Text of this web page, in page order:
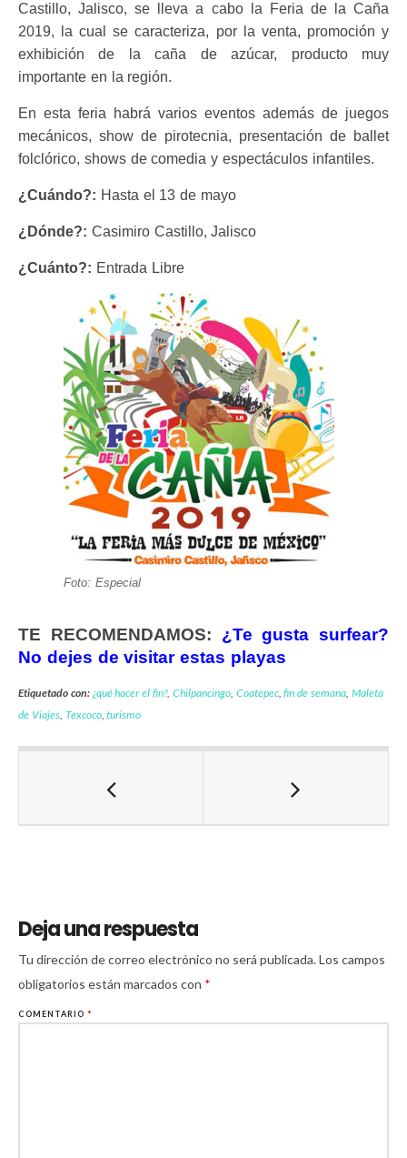
Castillo, Jalisco, se lleva a cabo la Feria de la Caña
2019, la cual se caracteriza, por la venta, promoción y
exhibición de la caña de azúcar, producto muy
importante en la región.
En esta feria habrá varios eventos además de juegos
mecánicos, show de pirotecnia, presentación de ballet
folclórico, shows de comedia y espectáculos infantiles.
¿Cuándo?: Hasta el 13 de mayo
¿Dónde?: Casimiro Castillo, Jalisco
¿Cuánto?: Entrada Libre
Foto: Especial
TE RECOMENDAMOS: ¿Te gusta surfear?
No dejes de visitar estas playas
Etiquetado con: ¿qué hacer el fin?, Chilpancingo, Coatepec,fin de semana, Maleta
de Viajes, Texcoco,turismo
Deja una respuesta
Tu dirección de correo electrónico no será publicada.Los campos
obligatorios están marcados con *
COMENTARIO *